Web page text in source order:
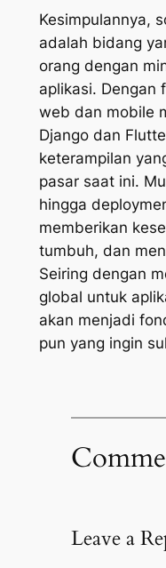
Kesimpulannya,
adalah bidang
orang dengan
aplikasi. Dengan
web dan mobile
Django dan
keterampilan
pasar saat ini.
hingga
memberikan
tumbuh, dan
Seiring dengan
global untuk
akan menjadi
pun yang ingin
Leave a